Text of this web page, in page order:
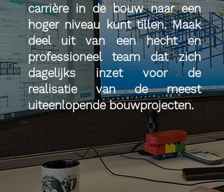
carrière in de bouw naar een
hoger niveau kunt tillen. Maak
deel uit van een hecht en
professioneel team dat zich
dagelijks inzet voor de
realisatie van de meest
uiteenlopende bouwprojecten.